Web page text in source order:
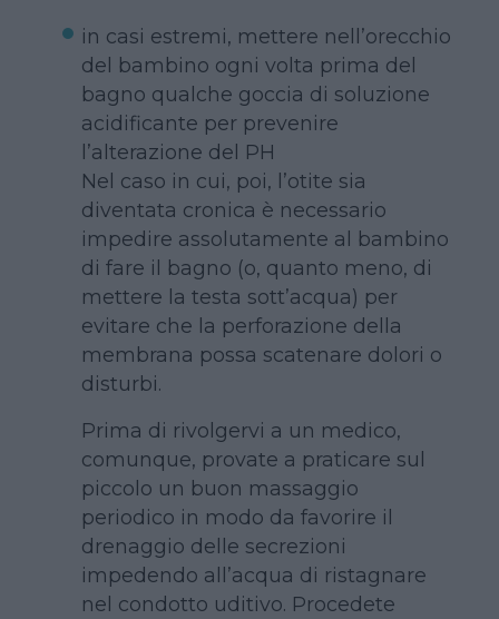
in casi estremi, mettere nell’orecchio
del bambino ogni volta prima del
bagno qualche goccia di soluzione
acidificante per prevenire
l’alterazione del PH
Nel caso in cui, poi, l’otite sia
diventata cronica è necessario
impedire assolutamente al bambino
di fare il bagno (o, quanto meno, di
mettere la testa sott’acqua) per
evitare che la perforazione della
membrana possa scatenare dolori o
disturbi.
Prima di rivolgervi a un medico,
comunque, provate a praticare sul
piccolo un buon massaggio
periodico in modo da favorire il
drenaggio delle secrezioni
impedendo all’acqua di ristagnare
nel condotto uditivo. Procedete